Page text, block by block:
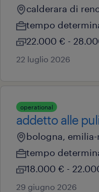
calderara di
tempo
22.000 € -
22 luglio 2026
operational
addetto alle
bologna,
tempo
18.000 € -
29 giugno 2026